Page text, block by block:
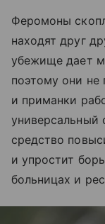
Феромоны
находят друг
убежище дает
поэтому они не
и приманки
универсальный
средство
и упростит
больницах и